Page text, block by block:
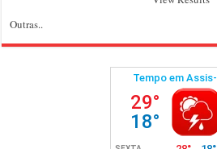
Outras..